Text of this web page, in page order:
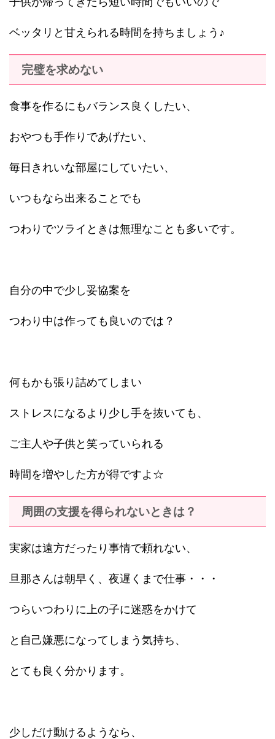
ベッタリと甘えられる時間を持ちましょう♪
完璧を求めない
食事を作るにもバランス良くしたい、
おやつも手作りであげたい、
毎日きれいな部屋にしていたい、
いつもなら出来ることでも
つわりでツライときは無理なことも多いです。
自分の中で少し妥協案を
つわり中は作っても良いのでは？
何もかも張り詰めてしまい
ストレスになるより少し手を抜いても、
ご主人や子供と笑っていられる
時間を増やした方が得ですよ☆
周囲の支援を得られないときは？
実家は遠方だったり事情で頼れない、
旦那さんは朝早く、夜遅くまで仕事・・・
つらいつわりに上の子に迷惑をかけて
と自己嫌悪になってしまう気持ち、
とても良く分かります。
少しだけ動けるようなら、